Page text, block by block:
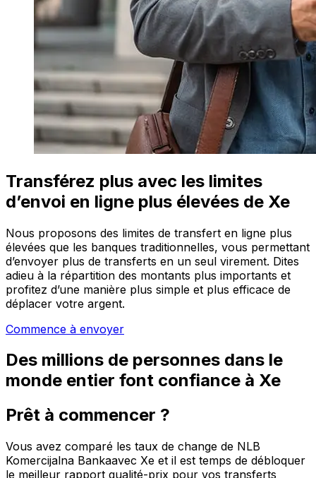
Transférez plus avec les limites
d’envoi en ligne plus élevées de Xe
Nous proposons des limites de transfert en ligne plus
élevées que les banques traditionnelles, vous permettant
d’envoyer plus de transferts en un seul virement. Dites
adieu à la répartition des montants plus importants et
profitez d’une manière plus simple et plus efficace de
déplacer votre argent.
Commence à envoyer
Des millions de personnes dans le
monde entier font confiance à Xe
Prêt à commencer ?
Vous avez comparé les taux de change de NLB
Komercijalna Bankaavec Xe et il est temps de débloquer
le meilleur rapport qualité-prix pour vos transferts